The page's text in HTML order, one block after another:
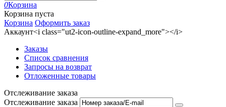
0Корзина
Корзина пуста
Корзина Оформить заказ
Аккаунт<i class="ut2-icon-outline-expand_more"></i>
Заказы
Список сравнения
Запросы на возврат
Отложенные товары
Отслеживание заказа
Отслеживание заказа